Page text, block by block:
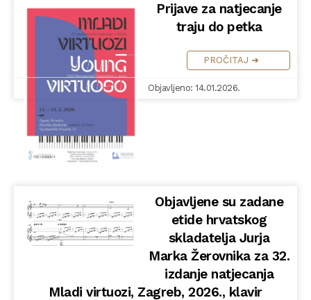
Prijave za natjecanje
traju do petka
PROČITAJ ➜
Objavljeno: 14.01.2026.
Objavljene su zadane
etide hrvatskog
skladatelja Jurja
Marka Žerovnika za 32.
izdanje natjecanja
Mladi virtuozi, Zagreb, 2026., klavir